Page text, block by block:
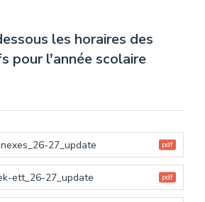
les horaires des
pour l'année scolaire
pdf
27_update
pdf
ett_26-27_update